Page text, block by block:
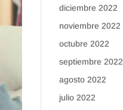
diciembre 2022
noviembre 2022
octubre 2022
septiembre 2022
agosto 2022
julio 2022